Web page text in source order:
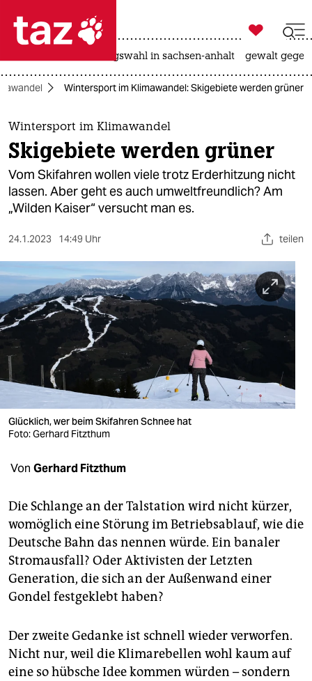
 taz zahl ich
taz zahl ich
themen
politik
öko
sport
berlin
nord
wahrheit
verlag
verlag
veranstaltungen
fragen & hilfe
unterstützen
abo
genossenschaft

taz zahl ich
landtagswahl in sachsen-anhalt gewalt
Wintersport im Klimawandel: Skigebiete werden grüner
Wintersport im Klimawandel
Skigebiete werden grüner
Vom Skifahren wollen viele trotz Erderhitzung nicht
lassen. Aber geht es auch umwelt­freundlich? Am
„Wilden Kaiser“ versucht man es.
24.1.2023 14:49 Uhr teilen
Glücklich, wer beim Skifahren Schnee hat
Foto: Gerhard Fitzthum
Von Gerhard Fitzthum
Die Schlange an der Talstation wird nicht kürzer,
womöglich eine Störung im Betriebsablauf, wie die
Deutsche Bahn das nennen würde. Ein banaler
Stromausfall? Oder Aktivisten der Letzten
Generation, die sich an der Außenwand einer
Gondel festgeklebt haben?
Der zweite Gedanke ist schnell wieder verworfen.
Nicht nur, weil die Klimarebellen wohl kaum auf
eine so hübsche Idee kommen würden – sondern